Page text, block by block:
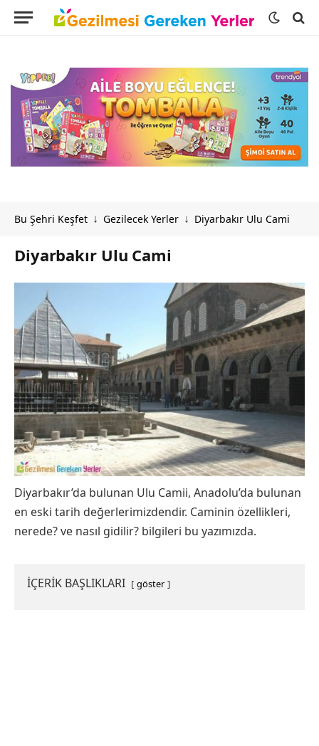
Bu Şehri Keşfet ↓ Gezilecek Yerler ↓ Diyarbakır Ulu Cami
Diyarbakır Ulu Cami
Diyarbakır’da bulunan Ulu Camii, Anadolu’da bulunan
en eski tarih değerlerimizdendir. Caminin özellikleri,
nerede? ve nasıl gidilir? bilgileri bu yazımızda.
İÇERİK BAŞLIKLARI göster